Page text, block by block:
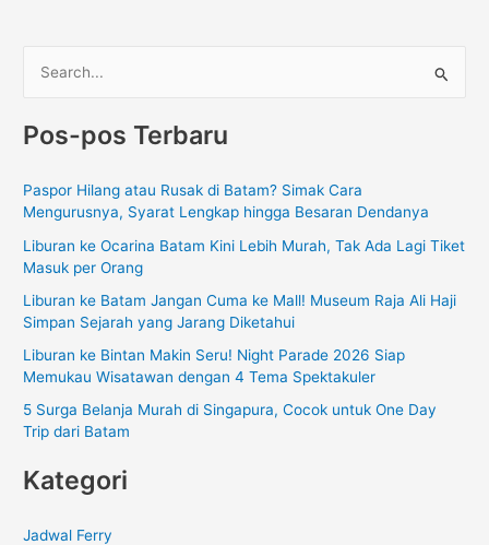
r
u
t
Pos-pos Terbaru
Paspor Hilang atau Rusak di Batam? Simak Cara
Mengurusnya, Syarat Lengkap hingga Besaran Dendanya
Liburan ke Ocarina Batam Kini Lebih Murah, Tak Ada Lagi Tiket
Masuk per Orang
Liburan ke Batam Jangan Cuma ke Mall! Museum Raja Ali Haji
Simpan Sejarah yang Jarang Diketahui
Liburan ke Bintan Makin Seru! Night Parade 2026 Siap
Memukau Wisatawan dengan 4 Tema Spektakuler
5 Surga Belanja Murah di Singapura, Cocok untuk One Day
Trip dari Batam
Kategori
Jadwal Ferry